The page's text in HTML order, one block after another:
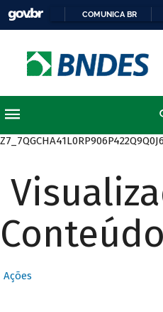
COMUNICA BR
Ações